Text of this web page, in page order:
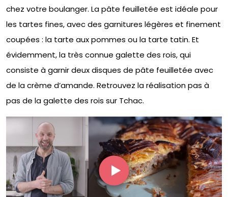
chez votre boulanger. La pâte feuilletée est idéale pour
les tartes fines, avec des garnitures légères et finement
coupées : la tarte aux pommes ou la tarte tatin. Et
évidemment, la très connue galette des rois, qui
consiste à garnir deux disques de pâte feuilletée avec
de la crème d’amande. Retrouvez la réalisation pas à
pas de la galette des rois sur Tchac.